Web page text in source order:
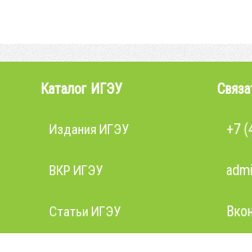
Каталог ИГЭУ
Издания ИГЭУ
ВКР ИГЭУ
Статьи ИГЭУ
+7